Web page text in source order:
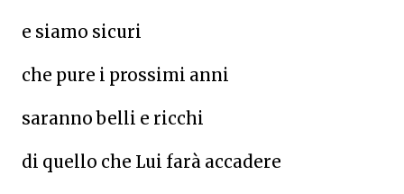
e siamo sicuri
che pure i prossimi anni
saranno belli e ricchi
di quello che Lui farà accadere